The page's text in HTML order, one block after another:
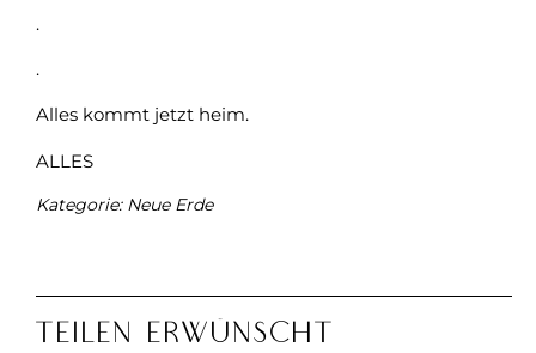
.
.
Alles kommt jetzt heim.
ALLES
Kategorie: Neue Erde
Teilen Erwünscht